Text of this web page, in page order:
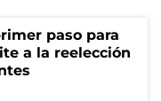
paso para
a la reelección